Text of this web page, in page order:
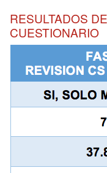
RESULTADOS
CUESTIONARIO